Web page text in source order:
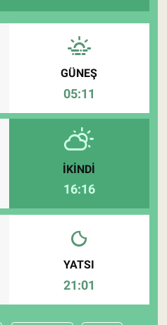
GÜNEŞ
05:11
İKINDI
16:16
YATSI
21:01